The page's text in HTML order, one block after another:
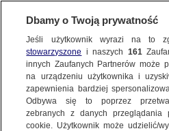
NAJNOWSZE
ZOBACZ FAKTY
Dzień
Jedno konto do
Dbamy o Twoją prywatność
Jeśli użytkownik wyrazi na to
stowarzyszone i naszych 161
innych Zaufanych Partnerów może
na urządzeniu użytkownika i
zapewnienia bardziej
Odbywa się to poprzez
zebranych z danych przeglądania
cookie. Użytkownik może udzielić/